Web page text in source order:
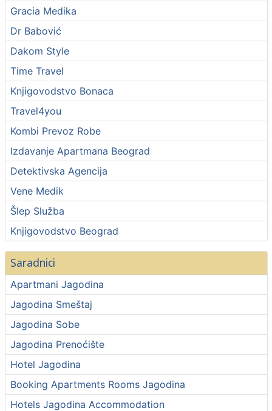
Gracia Medika
Dr Babović
Dakom Style
Time Travel
Knjigovodstvo Bonaca
Travel4you
Kombi Prevoz Robe
Izdavanje Apartmana Beograd
Detektivska Agencija
Vene Medik
Šlep Služba
Knjigovodstvo Beograd
Saradnici
Apartmani Jagodina
Jagodina Smeštaj
Jagodina Sobe
Jagodina Prenoćište
Hotel Jagodina
Booking Apartments Rooms Jagodina
Hotels Jagodina Accommodation